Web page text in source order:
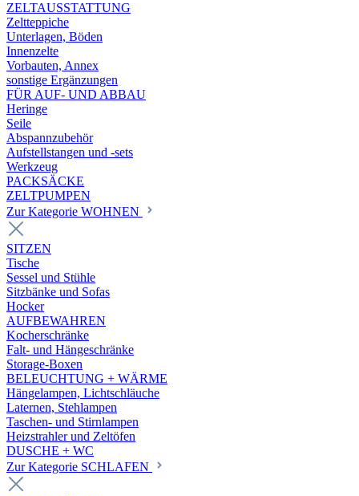
ZELTAUSSTATTUNG
Zeltteppiche
Unterlagen, Böden
Innenzelte
Vorbauten, Annex
sonstige Ergänzungen
FÜR AUF- UND ABBAU
Heringe
Seile
Abspannzubehör
Aufstellstangen und -sets
Werkzeug
PACKSÄCKE
ZELTPUMPEN
Zur Kategorie WOHNEN
SITZEN
Tische
Sessel und Stühle
Sitzbänke und Sofas
Hocker
AUFBEWAHREN
Kocherschränke
Falt- und Hängeschränke
Storage-Boxen
BELEUCHTUNG + WÄRME
Hängelampen, Lichtschläuche
Laternen, Stehlampen
Taschen- und Stirnlampen
Heizstrahler und Zeltöfen
DUSCHE + WC
Zur Kategorie SCHLAFEN